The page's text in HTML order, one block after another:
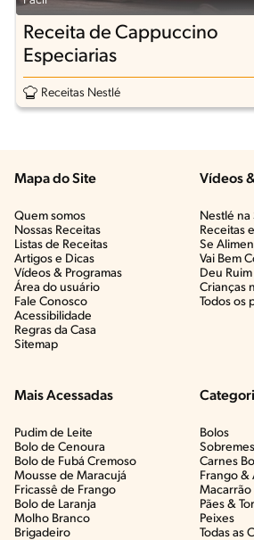
Receita de Cappuccino
Especiarias
Receitas Nestlé
Mapa do Site
Quem somos
Nossas Receitas
Listas de Receitas​
Artigos e Dicas​
Vídeos & Programas​
Área do usuário
Fale Conosco
Acessibilidade
Regras da Casa
Sitemap
Vídeos
Nestlé na
Receitas
Se
Vai Bem
Deu Ruim​
Crianças
Todos os
Mais Acessadas
Pudim de Leite
Bolo de Cenoura
Bolo de Fubá Cremoso
Mousse de Maracujá
Fricassê de Frango
Bolo de Laranja
Molho Branco
Brigadeiro
Bolos
Carnes
Frango &
Macarrão
Pães &
Peixes
Todas as